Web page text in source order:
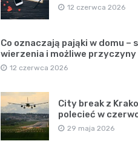
12 czerwca 2026
Co oznaczają pająki w domu –
wierzenia i możliwe przyczyny
12 czerwca 2026
City break z
polecieć w
29 maja 2026